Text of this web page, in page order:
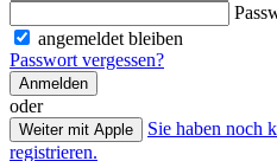
angemeldet bleiben
Passwort vergessen?
Anmelden
oder
Weiter mit Apple
Sie haben noch
registrieren.